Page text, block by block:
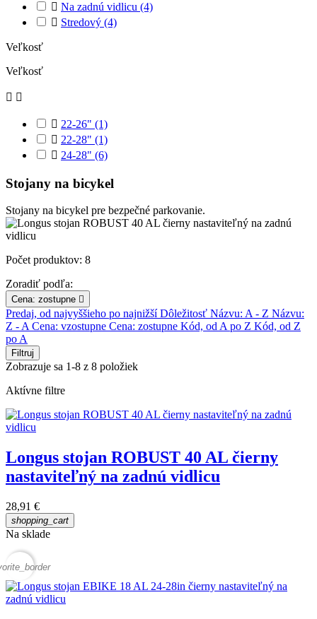
 Na zadnú vidlicu (4)
 Stredový (4)
Veľkosť
Veľkosť
 
 22-26" (1)
 22-28" (1)
 24-28" (6)
Stojany na bicykel
Stojany na bicykel pre bezpečné parkovanie.
Počet produktov: 8
Zoradiť podľa:
Cena: zostupne 
Predaj, od najvyššieho po najnižšíDôležitosť Názvu: A - Z Názvu:
Z - ACena: vzostupne Cena: zostupne Kód, od A po Z Kód, od Z
po A
Filtruj
Zobrazuje sa 1-8 z 8 položiek
Aktívne filtre
Longus stojan ROBUST 40 AL čierny
nastaviteľný na zadnú vidlicu
28,91 €
shopping_cart
Na sklade